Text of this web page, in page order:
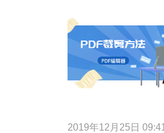
2019年12月25日 09:41